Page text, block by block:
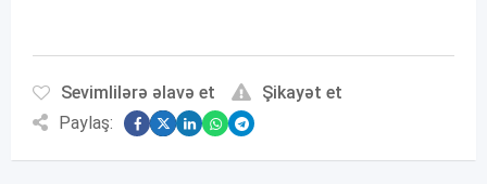
Sevimlilərə əlavə et
Şikayət et
Paylaş: